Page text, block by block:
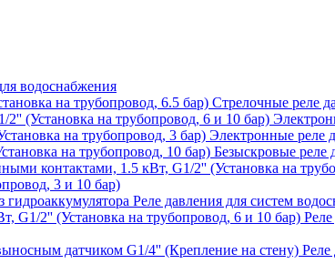
водоснабжения
Стрелочные реле
Электронные реле
Безыскровые реле
3 и 10 бар)
Реле давления для систем